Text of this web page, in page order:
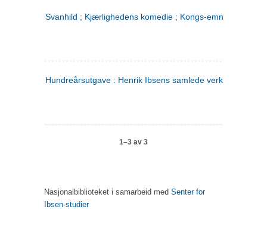
Svanhild ; Kjærlighedens komedie ; Kongs-emnerne
Hundreårsutgave : Henrik Ibsens samlede verker. 4
1–3 av 3
Nasjonalbiblioteket i samarbeid med Senter for
Ibsen-studier